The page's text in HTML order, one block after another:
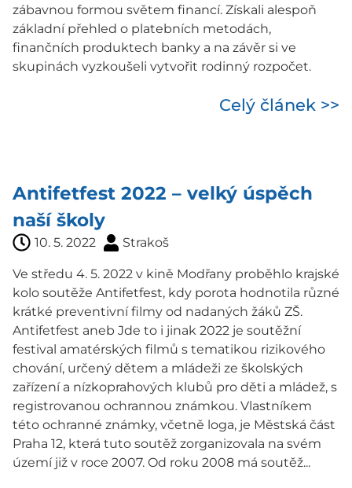
zábavnou formou světem financí. Získali alespoň
základní přehled o platebních metodách,
finančních produktech banky a na závěr si ve
skupinách vyzkoušeli vytvořit rodinný rozpočet.
Celý článek >>
Antifetfest 2022 – velký úspěch
naší školy
10. 5. 2022 Strakoš
Ve středu 4. 5. 2022 v kině Modřany proběhlo krajské
kolo soutěže Antifetfest, kdy porota hodnotila různé
krátké preventivní filmy od nadaných žáků ZŠ.
Antifetfest aneb Jde to i jinak 2022 je soutěžní
festival amatérských filmů s tematikou rizikového
chování, určený dětem a mládeži ze školských
zařízení a nízkoprahových klubů pro děti a mládež, s
registrovanou ochrannou známkou. Vlastníkem
této ochranné známky, včetně loga, je Městská část
Praha 12, která tuto soutěž zorganizovala na svém
území již v roce 2007. Od roku 2008 má soutěž...